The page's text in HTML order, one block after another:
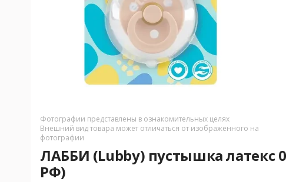
Фотографии представлены в ознакомительных целях
Внешний вид товара может отличаться от изображенного на
фотографии
ЛАББИ (Lubby) пустышка латекс
РФ)